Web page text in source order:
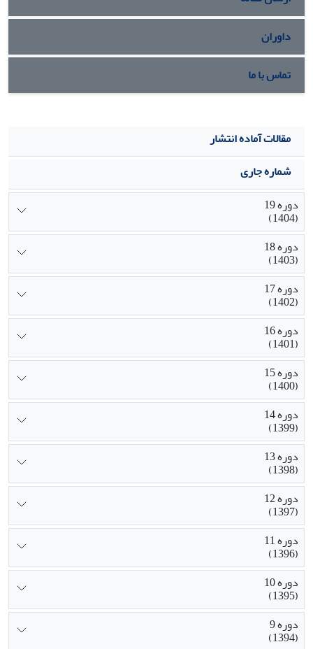
داوران
تماس با ما
مقالات آماده انتشار
شماره جاری
دوره 19
(1404)
دوره 18
(1403)
دوره 17
(1402)
دوره 16
(1401)
دوره 15
(1400)
دوره 14
(1399)
دوره 13
(1398)
دوره 12
(1397)
دوره 11
(1396)
دوره 10
(1395)
دوره 9
(1394)